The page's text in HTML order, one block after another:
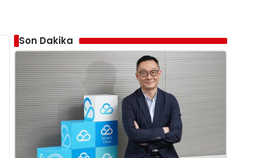
Son Dakika